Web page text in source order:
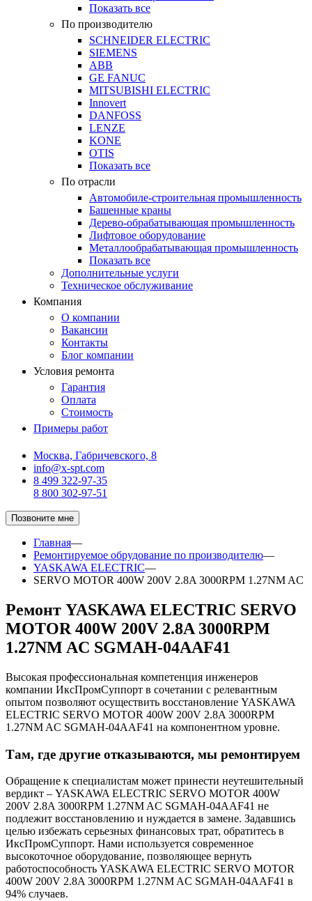
Показать все
По производителю
SCHNEIDER ELECTRIC
SIEMENS
ABB
GE FANUC
MITSUBISHI ELECTRIC
Innovert
DANFOSS
LENZE
KONE
OTIS
Показать все
По отрасли
Автомобиле-строительная промышленность
Башенные краны
Дерево-обрабатывающая промышленность
Лифтовое оборудование
Металлообрабатывающая промышленность
Показать все
Дополнительные услуги
Техническое обслуживание
Компания
О компании
Вакансии
Контакты
Блог компании
Условия ремонта
Гарантия
Оплата
Стоимость
Примеры работ
Москва, Габричевского, 8
info@x-spt.com
8 499 322-97-35
8 800 302-97-51
Позвоните мне
Главная—
Ремонтируемое обрудование по производителю—
YASKAWA ELECTRIC—
SERVO MOTOR 400W 200V 2.8A 3000RPM 1.27NM AC
Ремонт YASKAWA ELECTRIC SERVO
MOTOR 400W 200V 2.8A 3000RPM
1.27NM AC SGMAH-04AAF41
Высокая профессиональная компетенция инженеров
компании ИксПромСуппорт в сочетании с релевантным
опытом позволяют осуществить восстановление YASKAWA
ELECTRIC SERVO MOTOR 400W 200V 2.8A 3000RPM
1.27NM AC SGMAH-04AAF41 на компонентном уровне.
Там, где другие отказываются, мы ремонтируем
Обращение к специалистам может принести неутешительный
вердикт – YASKAWA ELECTRIC SERVO MOTOR 400W
200V 2.8A 3000RPM 1.27NM AC SGMAH-04AAF41 не
подлежит восстановлению и нуждается в замене. Задавшись
целью избежать серьезных финансовых трат, обратитесь в
ИксПромСуппорт. Нами используется современное
высокоточное оборудование, позволяющее вернуть
работоспособность YASKAWA ELECTRIC SERVO MOTOR
400W 200V 2.8A 3000RPM 1.27NM AC SGMAH-04AAF41 в
94% случаев.